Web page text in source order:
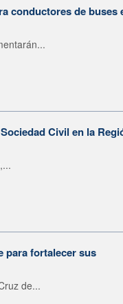
conductores de buses
Civil en la
para fortalecer sus
de...